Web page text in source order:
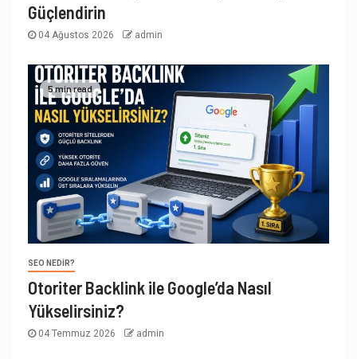
Güçlendirin
04 Ağustos 2026 admin
5 min read
SEO NEDIR?
Otoriter Backlink ile Google’da Nasıl
Yükselirsiniz?
04 Temmuz 2026 admin